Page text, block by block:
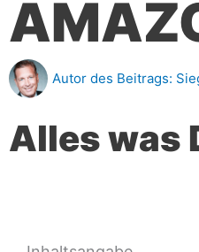
Autor des Beitrags:
Alles was